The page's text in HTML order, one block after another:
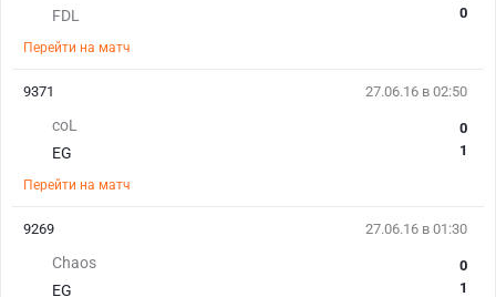
FDL
0
Перейти на матч
27.06.16 в 02:50
coL
EG
0
1
Перейти на матч
9371
27.06.16 в 01:30
Chaos
EG
0
1
9269